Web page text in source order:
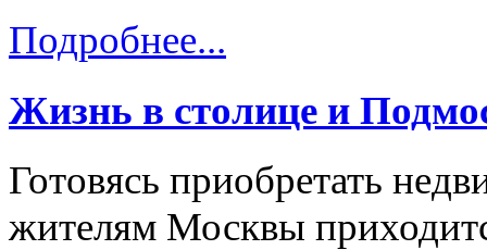
Подробнее...
Жизнь в столице и
Готовясь приобретать
жителям Москвы